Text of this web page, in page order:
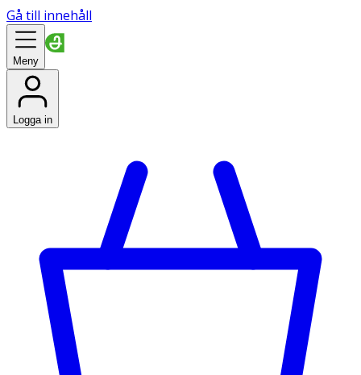
Gå till innehåll
Meny
Logga in